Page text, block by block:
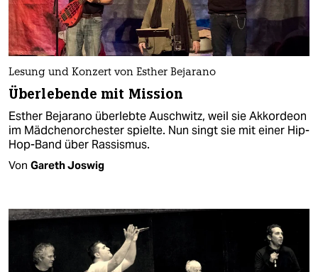
Lesung und Konzert von Esther Bejarano
Überlebende mit Mission
Esther Bejarano überlebte Auschwitz, weil sie Akkordeon
im Mädchenorchester spielte. Nun singt sie mit einer Hip-
Hop-Band über Rassismus.
Von Gareth Joswig